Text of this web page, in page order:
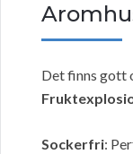
Det finns gott
Sockerfri: